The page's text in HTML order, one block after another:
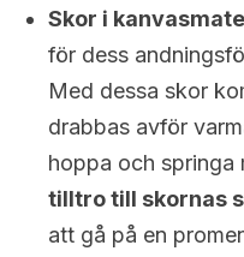
Skor i
för dess
Med dessa skor
drabbas avför
hoppa och springa
tilltro till skornas
att gå på en